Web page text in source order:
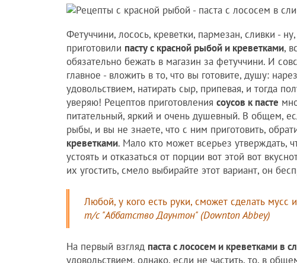
Фетуччини, лосось, креветки, пармезан, сливки -
приготовили пасту с красной рыбой и креветками,
обязательно бежать в магазин за фетуччини. И
главное - вложить в то, что вы готовите, душу:
удовольствием, натирать сыр, припевая, и тогда
уверяю! Рецептов приготовления соусов к пасте
питательный, яркий и очень душевный. В общем,
рыбы, и вы не знаете, что с ним приготовить,
креветками. Мало кто может всерьез утверждать,
устоять и отказаться от порции вот этой вот
их угостить, смело выбирайте этот вариант, он
Любой, у кого есть руки, сможет сделать мусс
т/с "Аббатство Даунтон" (Downton Abbey)
На первый взгляд паста с лососем и креветками в
удовольствием, однако, если не частить, то, в